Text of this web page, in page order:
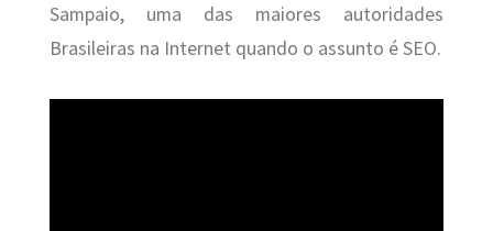
Sampaio, uma das maiores autoridades
Brasileiras na Internet quando o assunto é SEO.